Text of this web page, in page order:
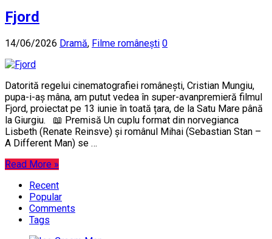
Fjord
14/06/2026 Dramă, Filme românești 0
Datorită regelui cinematografiei românești, Cristian Mungiu,
pupa-i-aș mâna, am putut vedea în super-avanpremieră filmul
Fjord, proiectat pe 13 iunie în toată țara, de la Satu Mare până
la Giurgiu. 📖 Premisă Un cuplu format din norvegianca
Lisbeth (Renate Reinsve) și românul Mihai (Sebastian Stan –
A Different Man) se …
Read More »
Recent
Popular
Comments
Tags